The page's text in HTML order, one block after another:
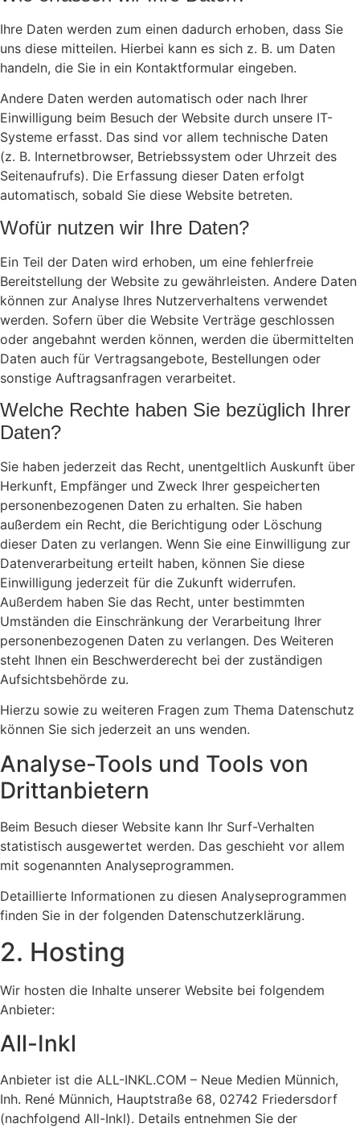
Ihre Daten werden zum einen dadurch erhoben, dass Sie
uns diese mitteilen. Hierbei kann es sich z. B. um Daten
handeln, die Sie in ein Kontaktformular eingeben.
Andere Daten werden automatisch oder nach Ihrer
Einwilligung beim Besuch der Website durch unsere IT-
Systeme erfasst. Das sind vor allem technische Daten
(z. B. Internetbrowser, Betriebssystem oder Uhrzeit des
Seitenaufrufs). Die Erfassung dieser Daten erfolgt
automatisch, sobald Sie diese Website betreten.
Wofür nutzen wir Ihre Daten?
Ein Teil der Daten wird erhoben, um eine fehlerfreie
Bereitstellung der Website zu gewährleisten. Andere Daten
können zur Analyse Ihres Nutzerverhaltens verwendet
werden. Sofern über die Website Verträge geschlossen
oder angebahnt werden können, werden die übermittelten
Daten auch für Vertragsangebote, Bestellungen oder
sonstige Auftragsanfragen verarbeitet.
Welche Rechte haben Sie bezüglich Ihrer
Daten?
Sie haben jederzeit das Recht, unentgeltlich Auskunft über
Herkunft, Empfänger und Zweck Ihrer gespeicherten
personenbezogenen Daten zu erhalten. Sie haben
außerdem ein Recht, die Berichtigung oder Löschung
dieser Daten zu verlangen. Wenn Sie eine Einwilligung zur
Datenverarbeitung erteilt haben, können Sie diese
Einwilligung jederzeit für die Zukunft widerrufen.
Außerdem haben Sie das Recht, unter bestimmten
Umständen die Einschränkung der Verarbeitung Ihrer
personenbezogenen Daten zu verlangen. Des Weiteren
steht Ihnen ein Beschwerderecht bei der zuständigen
Aufsichtsbehörde zu.
Hierzu sowie zu weiteren Fragen zum Thema Datenschutz
können Sie sich jederzeit an uns wenden.
Analyse-Tools und Tools von
Dritt­anbietern
Beim Besuch dieser Website kann Ihr Surf-Verhalten
statistisch ausgewertet werden. Das geschieht vor allem
mit sogenannten Analyseprogrammen.
Detaillierte Informationen zu diesen Analyseprogrammen
finden Sie in der folgenden Datenschutzerklärung.
2. Hosting
Wir hosten die Inhalte unserer Website bei folgendem
Anbieter:
All-Inkl
Anbieter ist die ALL-INKL.COM – Neue Medien Münnich,
Inh. René Münnich, Hauptstraße 68, 02742 Friedersdorf
(nachfolgend All-Inkl). Details entnehmen Sie der